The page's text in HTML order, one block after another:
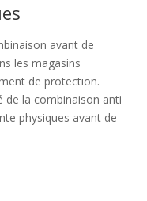
avant de
les magasins
de protection.
de la combinaison anti
physiques avant de